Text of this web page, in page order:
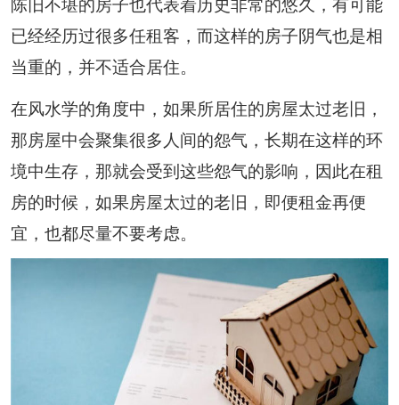
已经经历过很多任租客，而这样的房子阴气也是相
当重的，并不适合居住。
在风水学的角度中，如果所居住的房屋太过老旧，
那房屋中会聚集很多人间的怨气，长期在这样的环
境中生存，那就会受到这些怨气的影响，因此在租
房的时候，如果房屋太过的老旧，即便租金再便
宜，也都尽量不要考虑。